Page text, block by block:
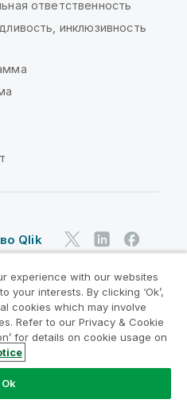
ответственность
инклюзивность
Qlik
положения
Товарные знаки
2026. Все права
experience with our websites
your interests. By clicking ‘Ok’,
cookies which may involve
Refer to our Privacy & Cookie
for details on cookie usage on
Ok